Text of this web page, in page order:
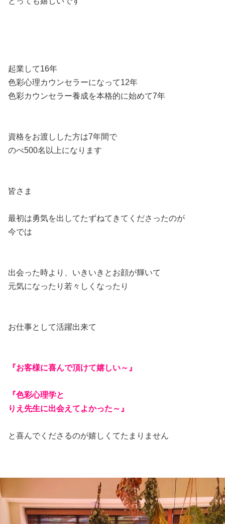
起業して16年
色彩心理カウンセラーになって12年
色彩カウンセラー養成を本格的に始めて7年
資格をお渡しした方は7年間で
のべ500名以上になります
皆さま
最初は勇気を出してたずねてきてくださったのが
今では
出会った時より、いきいきとお顔が輝いて
元気になったり若々しくなったり
お仕事として活躍出来て
『お客様に喜んで頂けて嬉しい～』
『色彩心理学と
りえ先生に出会えてよかった～』
と喜んでくださるのが嬉しくてたまりません